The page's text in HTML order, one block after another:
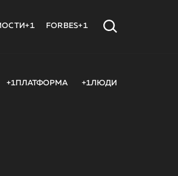
FORBES+1
+1ПЛАТФОРМА +1ЛЮДИ